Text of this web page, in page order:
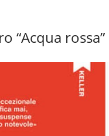
“Acqua rossa”